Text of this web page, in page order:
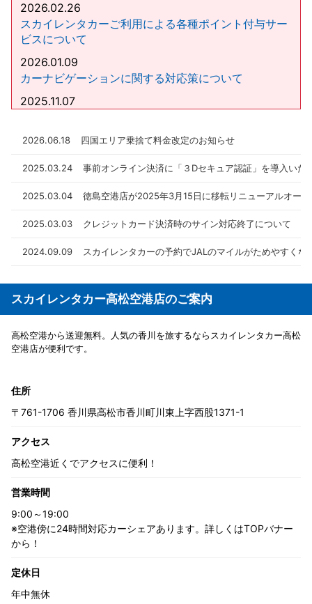
2026.02.26
スカイレンタカーご利用による各種ポイント付与サー
ビスについて
2026.01.09
カーナビゲーションに関する対応策について
2025.11.07
2025.08.08
伴うスカイレンタカーの対応について
2026.06.18 四国エリア乗捨て料金改定のお知らせ
2025.03.24 事前オンライン決済に「３Dセキュア認証」を導入いた
2025.03.04 徳島空港店が2025年3月15日に移転リニューアルオー
2025.03.03 クレジットカード決済時のサイン対応終了について
2024.09.09 スカイレンタカーの予約でJALのマイルがためやすくな
スカイレンタカー高松空港店のご案内
高松空港から送迎無料。人気の香川を旅するならスカイレンタカー高松
空港店が便利です。
住所
〒761-1706 香川県高松市香川町川東上字西股1371-1
アクセス
高松空港近くでアクセスに便利！
営業時間
9:00～19:00
※空港傍に24時間対応カーシェアあります。詳しくはTOPバナー
から！
定休日
年中無休